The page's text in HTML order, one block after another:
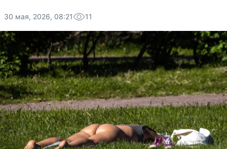
30 мая, 2026, 08:21 11